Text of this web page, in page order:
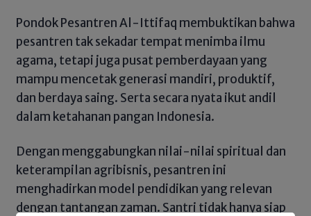
Pondok Pesantren Al-Ittifaq membuktikan bahwa
pesantren tak sekadar tempat menimba ilmu
agama, tetapi juga pusat pemberdayaan yang
mampu mencetak generasi mandiri, produktif,
dan berdaya saing. Serta secara nyata ikut andil
dalam ketahanan pangan Indonesia.
Dengan menggabungkan nilai-nilai spiritual dan
keterampilan agribisnis, pesantren ini
menghadirkan model pendidikan yang relevan
dengan tantangan zaman. Santri tidak hanya siap